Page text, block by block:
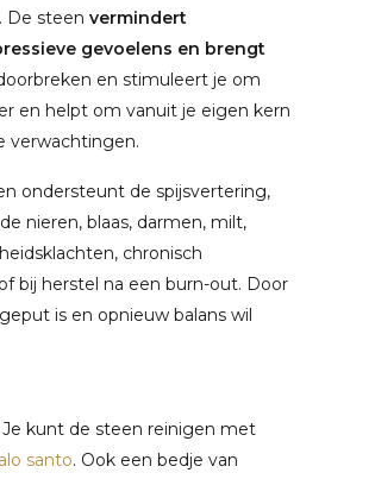
De steen vermindert
gevoelens en brengt
en stimuleert je om
en helpt om vanuit je eigen kern
verwachtingen.
ondersteunt de spijsvertering,
nieren, blaas, darmen, milt,
chronisch
bij herstel na een burn-out. Door
is en opnieuw balans wil
kunt de steen reinigen met
santo. Ook een bedje van